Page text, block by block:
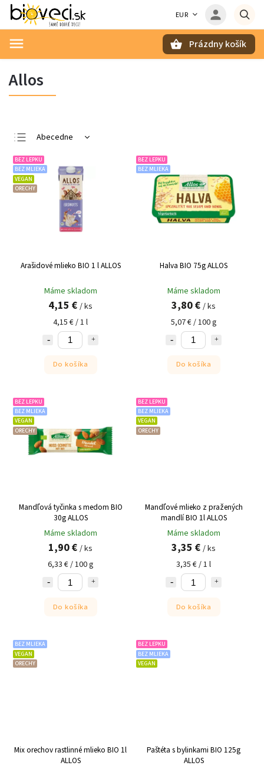
EUR
Prázdny košík
Allos
Abecedne
Najlacnejšie
Najdrahšie
Najpredávanejšie
BEZ LEPKU
BEZ MLIEKA
VEGAN
ORECHY
Arašidové mlieko BIO 1 l ALLOS
Máme skladom
4,15 € / ks
4,15 € / 1 l
Do košíka
BEZ LEPKU
BEZ MLIEKA
Halva BIO 75g ALLOS
Máme skladom
3,80 € / ks
5,07 € / 100 g
Do košíka
BEZ LEPKU
BEZ MLIEKA
VEGAN
ORECHY
Mandľová tyčinka s medom BIO
30g ALLOS
Máme skladom
1,90 € / ks
6,33 € / 100 g
Do košíka
BEZ LEPKU
BEZ MLIEKA
VEGAN
ORECHY
Mandľové mlieko z pražených
mandlí BIO 1l ALLOS
Máme skladom
3,35 € / ks
3,35 € / 1 l
Do košíka
BEZ MLIEKA
VEGAN
ORECHY
Mix orechov rastlinné mlieko BIO 1l
ALLOS
BEZ LEPKU
BEZ MLIEKA
VEGAN
Paštéta s bylinkami BIO 125g
ALLOS